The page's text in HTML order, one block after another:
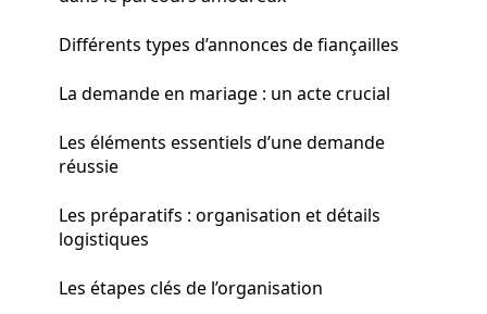
Différents types d’annonces de fiançailles
La demande en mariage : un acte crucial
Les éléments essentiels d’une demande
réussie
Les préparatifs : organisation et détails
logistiques
Les étapes clés de l’organisation